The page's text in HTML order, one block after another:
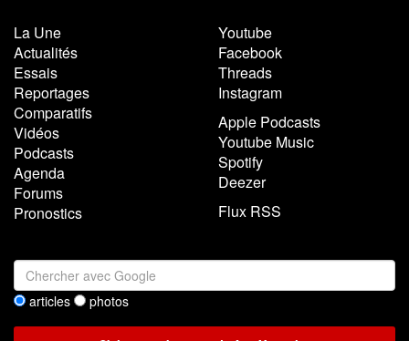
La Une
Actualités
Essais
Reportages
Comparatifs
Vidéos
Podcasts
Agenda
Forums
Pronostics
Youtube
Facebook
Threads
Instagram
Apple Podcasts
Youtube Music
Spotify
Deezer
Flux RSS
articles photos